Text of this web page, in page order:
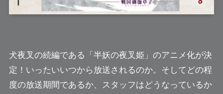
犬夜叉の続編である 「半妖の夜叉姫」 のアニメ化が決
定！いったいいつから放送されるのか。そしてどの程
度の放送期間であるか、スタッフはどうなっているか